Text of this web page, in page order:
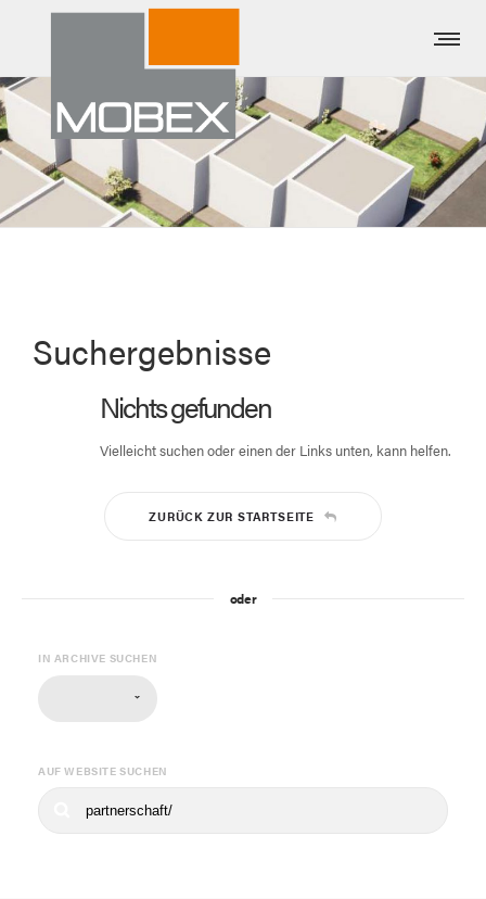
Suchergebnisse
Nichts gefunden
Vielleicht suchen oder einen der Links unten, kann helfen.
ZURÜCK ZUR STARTSEITE
oder
IN ARCHIVE SUCHEN
AUF WEBSITE SUCHEN